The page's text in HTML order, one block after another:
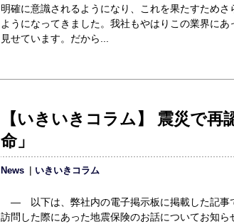
明確に意識されるようになり、これを果たすため
ようになってきました。我社もやはりこの業界に
見せています。だから...
【いきいきコラム】 震災で再
命」
News いきいきコラム
― 以下は、弊社内の電子掲示板に掲載した
訪問した際にあった地震保険のお話についてお